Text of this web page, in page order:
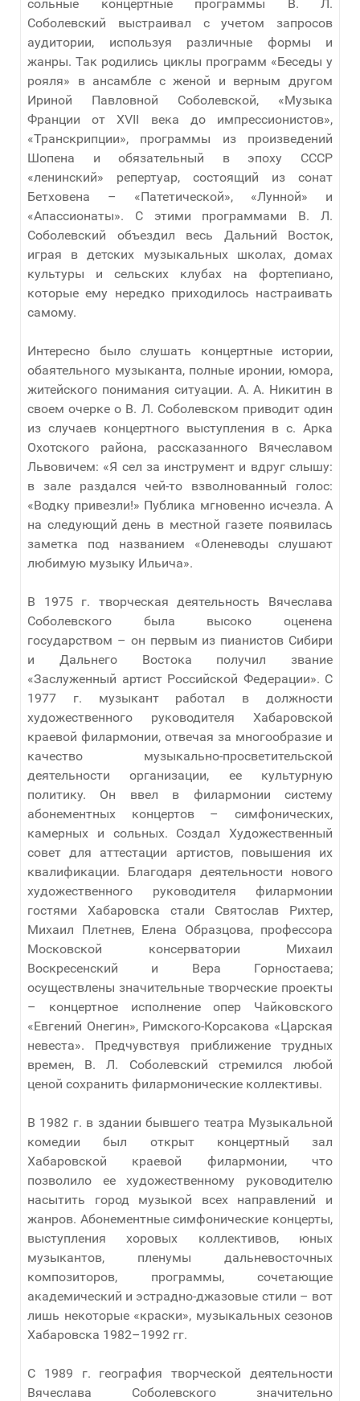
сольные концертные программы В. Л.
Соболевский выстраивал с учетом запросов
аудитории, используя различные формы и
жанры. Так родились циклы программ «Беседы у
рояля» в ансамбле с женой и верным другом
Ириной Павловной Соболевской, «Музыка
Франции от XVII века до импрессионистов»,
«Транскрипции», программы из произведений
Шопена и обязательный в эпоху СССР
«ленинский» репертуар, состоящий из сонат
Бетховена – «Патетической», «Лунной» и
«Апассионаты». С этими программами В. Л.
Соболевский объездил весь Дальний Восток,
играя в детских музыкальных школах, домах
культуры и сельских клубах на фортепиано,
которые ему нередко приходилось настраивать
самому.
Интересно было слушать концертные истории,
обаятельного музыканта, полные иронии, юмора,
житейского понимания ситуации. А. А. Никитин в
своем очерке о В. Л. Соболевском приводит один
из случаев концертного выступления в с. Арка
Охотского района, рассказанного Вячеславом
Львовичем: «Я сел за инструмент и вдруг слышу:
в зале раздался чей-то взволнованный голос:
«Водку привезли!» Публика мгновенно исчезла. А
на следующий день в местной газете появилась
заметка под названием «Оленеводы слушают
любимую музыку Ильича».
В 1975 г. творческая деятельность Вячеслава
Соболевского была высоко оценена
государством – он первым из пианистов Сибири
и Дальнего Востока получил звание
«Заслуженный артист Российской Федерации». С
1977 г. музыкант работал в должности
художественного руководителя Хабаровской
краевой филармонии, отвечая за многообразие и
качество музыкально-просветительской
деятельности организации, ее культурную
политику. Он ввел в филармонии систему
абонементных концертов – симфонических,
камерных и сольных. Создал Художественный
совет для аттестации артистов, повышения их
квалификации. Благодаря деятельности нового
художественного руководителя филармонии
гостями Хабаровска стали Святослав Рихтер,
Михаил Плетнев, Елена Образцова, профессора
Московской консерватории Михаил
Воскресенский и Вера Горностаева;
осуществлены значительные творческие проекты
– концертное исполнение опер Чайковского
«Евгений Онегин», Римского-Корсакова «Царская
невеста». Предчувствуя приближение трудных
времен, В. Л. Соболевский стремился любой
ценой сохранить филармонические коллективы.
В 1982 г. в здании бывшего театра Музыкальной
комедии был открыт концертный зал
Хабаровской краевой филармонии, что
позволило ее художественному руководителю
насытить город музыкой всех направлений и
жанров. Абонементные симфонические концерты,
выступления хоровых коллективов, юных
музыкантов, пленумы дальневосточных
композиторов, программы, сочетающие
академический и эстрадно-джазовые стили – вот
лишь некоторые «краски», музыкальных сезонов
Хабаровска 1982–1992 гг.
С 1989 г. география творческой деятельности
Вячеслава Соболевского значительно